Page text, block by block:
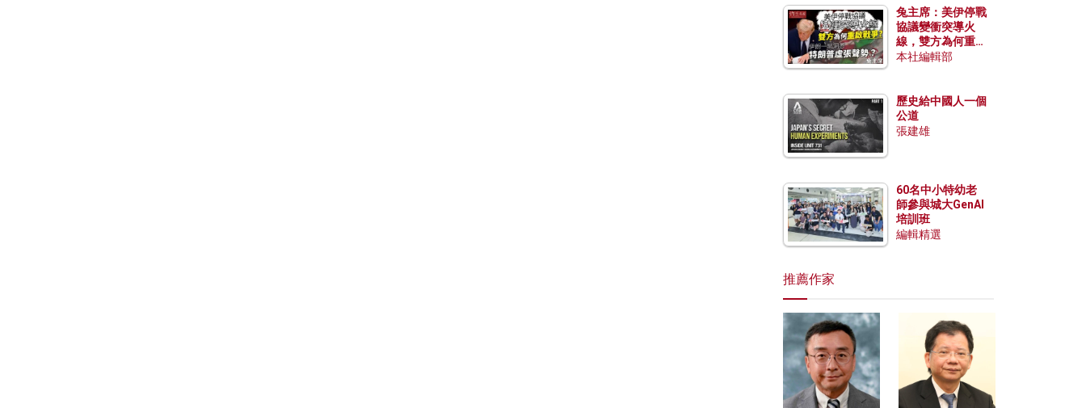
兔主席：美伊停戰
協議變衝突導火
線，雙方為何重啟
戰爭？伊朗一早洞
本社編輯部
歷史給中國人一個
公道
張建雄
60名中小特幼老
師參與城大GenAI
培訓班
編輯精選
推薦作家